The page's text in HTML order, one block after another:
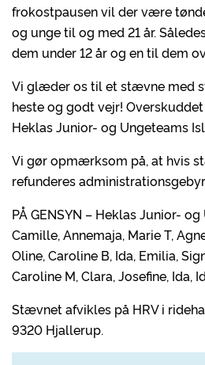
frokostpausen vil der være
og unge til og med 21 år.
dem under 12 år og en til dem
Vi glæder os til et stævne med
heste og godt vejr!
Heklas Junior- og Ungeteams
Vi gør opmærksom på, at hvis
refunderes
PÅ GENSYN – Heklas Junior-
Camille, Annemaja, Marie T,
Oline, Caroline B, Ida, Emilia,
Caroline M, Clara, Josefine, Ida,
Stævnet afvikles på HRV i
9320 Hjallerup.